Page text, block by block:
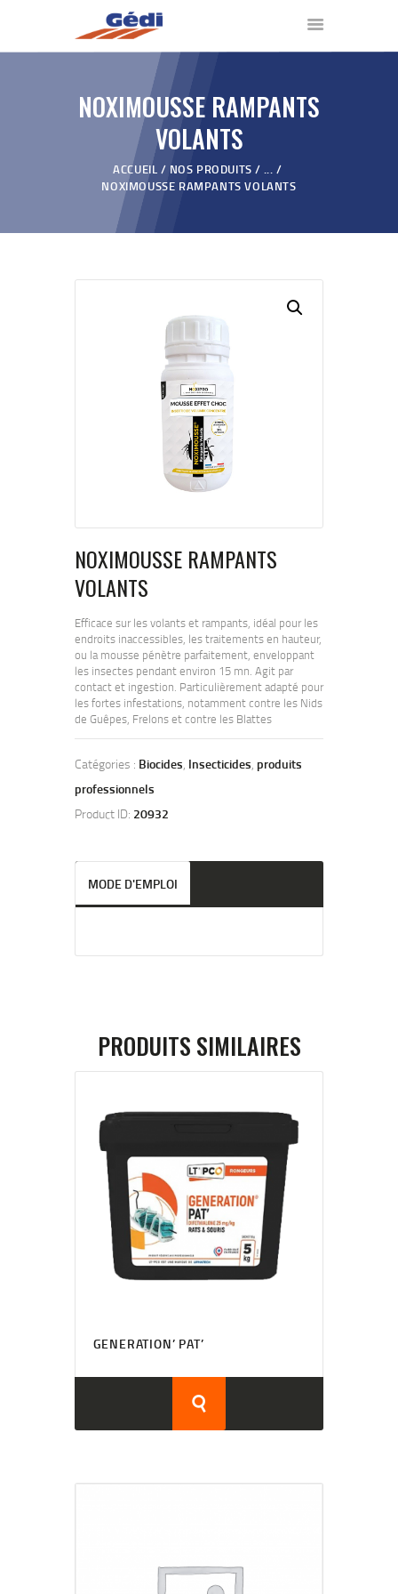
NOXIMOUSSE RAMPANTS
VOLANTS
ACCUEIL NOS PRODUITS
...
NOXIMOUSSE RAMPANTS VOLANTS
ACCUEIL
NOS PRODUITS
QUI SOMMES NOUS ?
VIDÉOS
REVENDEURS
NOXIMOUSSE RAMPANTS
VOLANTS
Efficace sur les volants et rampants, idéal pour les
endroits inaccessibles, les traitements en hauteur,
ou la mousse pénètre parfaitement, enveloppant
les insectes pendant environ 15 mn. Agit par
contact et ingestion. Particulièrement adapté pour
les fortes infestations, notamment contre les Nids
de Guêpes, Frelons et contre les Blattes
Catégories : Biocides, Insecticides, produits
professionnels
Product ID: 20932
MODE D'EMPLOI
PRODUITS SIMILAIRES
GENERATION’ PAT’